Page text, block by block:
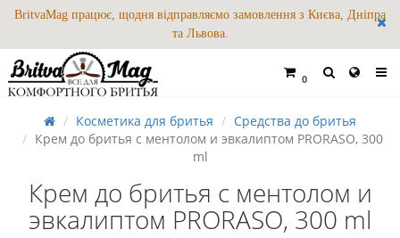
BritvaMag працює, щодня відправляємо замовлення з Києва, Дніпра
та Львова.
0
Косметика для бритья
Средства до бритья
Крем до бритья с ментолом и эвкалиптом PRORASO, 300
ml
Крем до бритья с ментолом и
эвкалиптом PRORASO, 300 ml